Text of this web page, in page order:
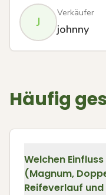
J
Verkäufer
johnny
Häufig
Welchen
(Magnum,
Reifeverlauf